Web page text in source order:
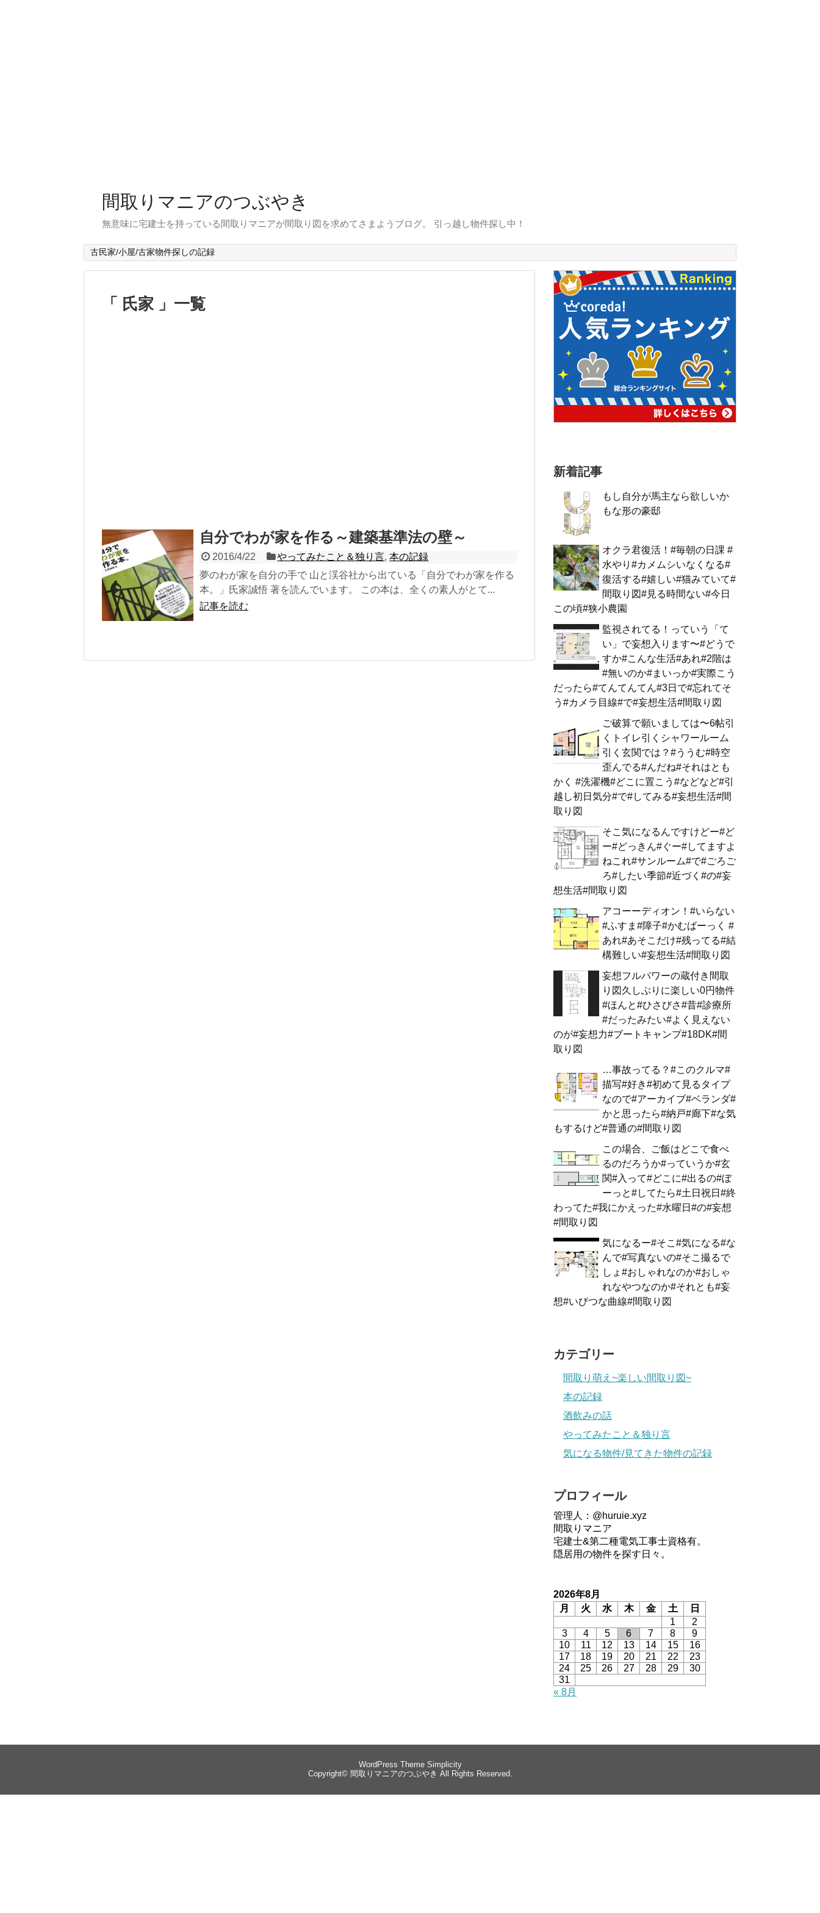
間取りマニアのつぶやき
無意味に宅建士を持っている間取りマニアが間取り図を求めてさまようブログ。 引っ越し物件探し中！
古民家/小屋/古家物件探しの記録
「 氏家 」一覧
自分でわが家を作る～建築基準法の壁～
2016/4/22 やってみたこと＆独り言,本の記録
夢のわが家を自分の手で 山と渓谷社から出ている「自分でわが家を作る
本。」氏家誠悟 著を読んでいます。 この本は、全くの素人がとて...
記事を読む
新着記事
もし自分が馬主なら欲しいか
もな形の豪邸
オクラ君復活！#毎朝の日課 #
水やり#カメムシいなくなる#
復活する#嬉しい#猫みていて#
間取り図#見る時間ない#今日
この頃#狭小農園
監視されてる！っていう「て
い」で妄想入ります〜#どうで
すか#こんな生活#あれ#2階は
#無いのか#まいっか#実際こう
だったら#てんてんてん#3日で#忘れてそ
う#カメラ目線#で#妄想生活#間取り図
ご破算で願いましては〜6帖引
くトイレ引くシャワールーム
引く玄関では？#ううむ#時空
歪んでる#んだね#それはとも
かく #洗濯機#どこに置こう#などなど#引
越し初日気分#で#してみる#妄想生活#間
取り図
そこ気になるんですけどー#ど
ー#どっきん#ぐー#してますよ
ねこれ#サンルーム#で#ごろご
ろ#したい季節#近づく#の#妄
想生活#間取り図
アコーーディオン！#いらない
#ふすま#障子#かむばーっく #
あれ#あそこだけ#残ってる#結
構難しい#妄想生活#間取り図
妄想フルパワーの蔵付き間取
り図久しぶりに楽しい0円物件
#ほんと#ひさびさ#昔#診療所
#だったみたい#よく見えない
のが#妄想力#ブートキャンプ#18DK#間
取り図
…事故ってる？#このクルマ#
描写#好き#初めて見るタイプ
なので#アーカイブ#ベランダ#
かと思ったら#納戸#廊下#な気
もするけど#普通の#間取り図
この場合、ご飯はどこで食べ
るのだろうか#っていうか#玄
関#入って#どこに#出るの#ぼ
ーっと#してたら#土日祝日#終
わってた#我にかえった#水曜日#の#妄想
#間取り図
気になるー#そこ#気になる#な
んで#写真ないの#そこ撮るで
しょ#おしゃれなのか#おしゃ
れなやつなのか#それとも#妄
想#いびつな曲線#間取り図
カテゴリー
間取り萌え~楽しい間取り図~
本の記録
酒飲みの話
やってみたこと＆独り言
気になる物件/見てきた物件の記録
プロフィール
管理人：@huruie.xyz
間取りマニア
宅建士&第二種電気工事士資格有。
隠居用の物件を探す日々。
2026年8月
月
火 水 木 金 土
日
1
2
3
4 5 6 7 8
9
10
11 12 13 14 15
16
17
18 19 20 21 22
23
24
25 26 27 28 29
30
31
« 8月
WordPress Theme Simplicity
Copyright© 間取りマニアのつぶやき All Rights Reserved.